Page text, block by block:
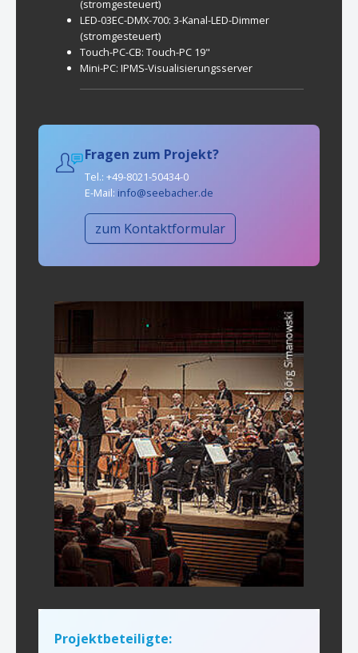
(stromgesteuert)
LED-03EC-DMX-700: 3-Kanal-LED-Dimmer
(stromgesteuert)
Touch-PC-CB: Touch-PC 19"
Mini-PC: IPMS-Visualisierungsserver
Fragen zum Projekt?
Tel.: +49-8021-50434-0
E-Mail: info@seebacher.de
zum Kontaktformular
Projektbeteiligte: